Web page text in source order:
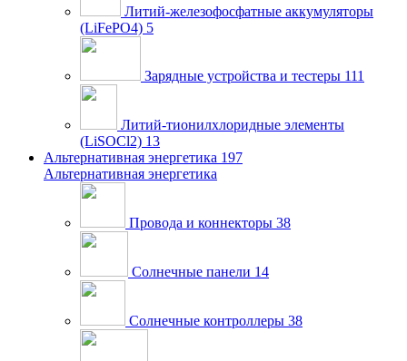
Литий-железофосфатные аккумуляторы
(LiFePO4) 5
Зарядные устройства и тестеры 111
Литий-тионилхлоридные элементы
(LiSOCl2) 13
Альтернативная энергетика 197
Альтернативная энергетика
Провода и коннекторы 38
Солнечные панели 14
Солнечные контроллеры 38